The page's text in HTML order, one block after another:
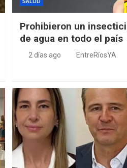
Prohibieron un
de agua en todo el país
2 días ago EntreRíosYA